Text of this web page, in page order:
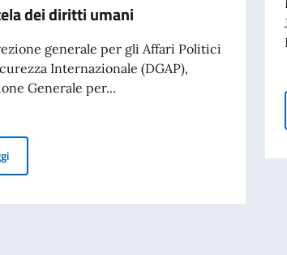
dei diritti umani
generale per gli Affari Politici
Internazionale (DGAP),
Generale per...
Avviso di pubblicità per contributi a soggetti privati per